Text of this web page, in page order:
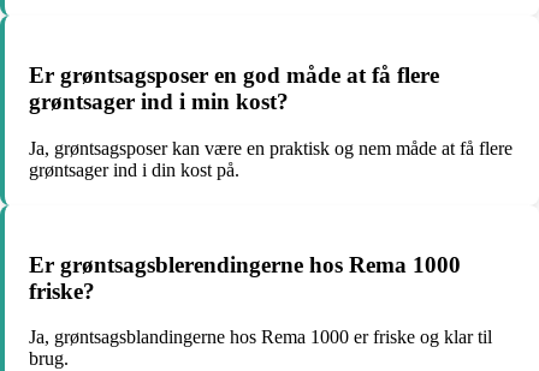
Er grøntsagsposer en god måde at få flere
grøntsager ind i min kost?
Ja, grøntsagsposer kan være en praktisk og nem måde at få flere
grøntsager ind i din kost på.
Er grøntsagsblerendingerne hos Rema 1000
friske?
Ja, grøntsagsblandingerne hos Rema 1000 er friske og klar til
brug.